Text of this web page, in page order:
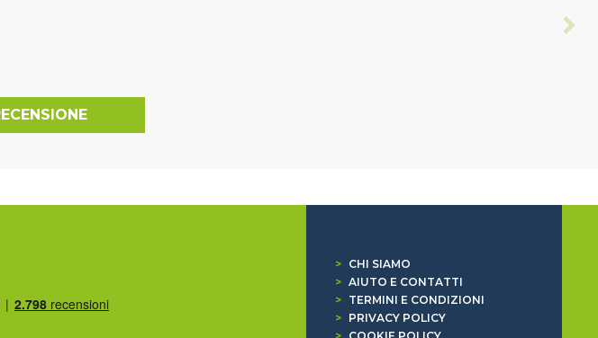
>
CHI SIAMO
> AIUTO E CONTATTI
>
TERMINI E CONDIZIONI
>
PRIVACY POLICY